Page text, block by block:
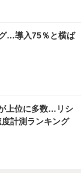
…導入75％と横ば
上位に多数…リシ
計測ランキング